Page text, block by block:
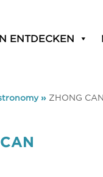
ENTDECKEN
» ZHONG CAN